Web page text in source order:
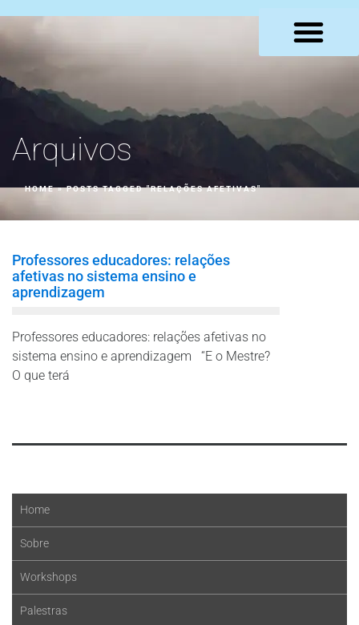
Arquivos
HOME»POSTS TAGGED "RELAÇÕES AFETIVAS"
Professores educadores: relações
afetivas no sistema ensino e
aprendizagem
Professores educadores: relações afetivas no
sistema ensino e aprendizagem “E o Mestre?
O que terá
Home
Sobre
Workshops
Palestras